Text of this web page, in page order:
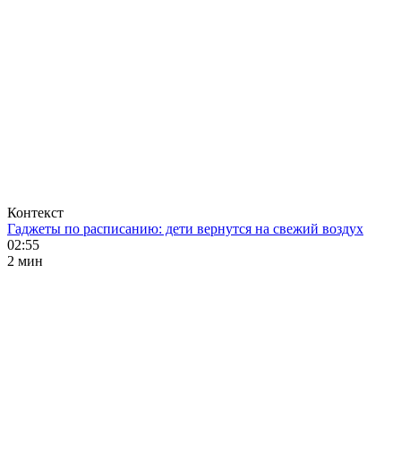
Контекст
Гаджеты по расписанию: дети вернутся на свежий воздух
02:55
2 мин